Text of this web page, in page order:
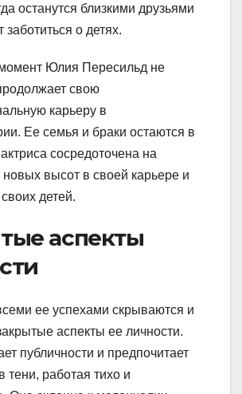
останутся близкими друзьями
о детях.
Юлия Пересильд не
свою
карьеру в
Ее семья и браки остаются в
сосредоточена на
высот в своей карьере и
детей.
аспекты
ее успехами скрываются и
аспекты ее личности.
публичности и предпочитает
тени, работая тихо и